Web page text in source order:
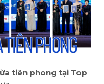
tiên phong tại Top